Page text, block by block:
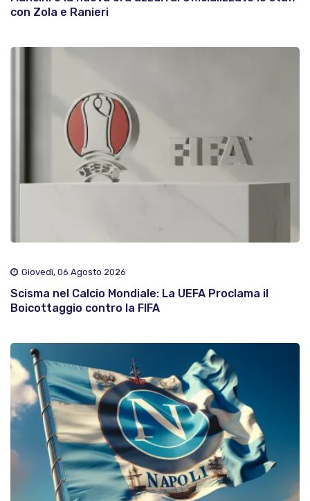
con Zola e Ranieri
Giovedì, 06 Agosto 2026
Scisma nel Calcio Mondiale: La UEFA Proclama il
Boicottaggio contro la FIFA